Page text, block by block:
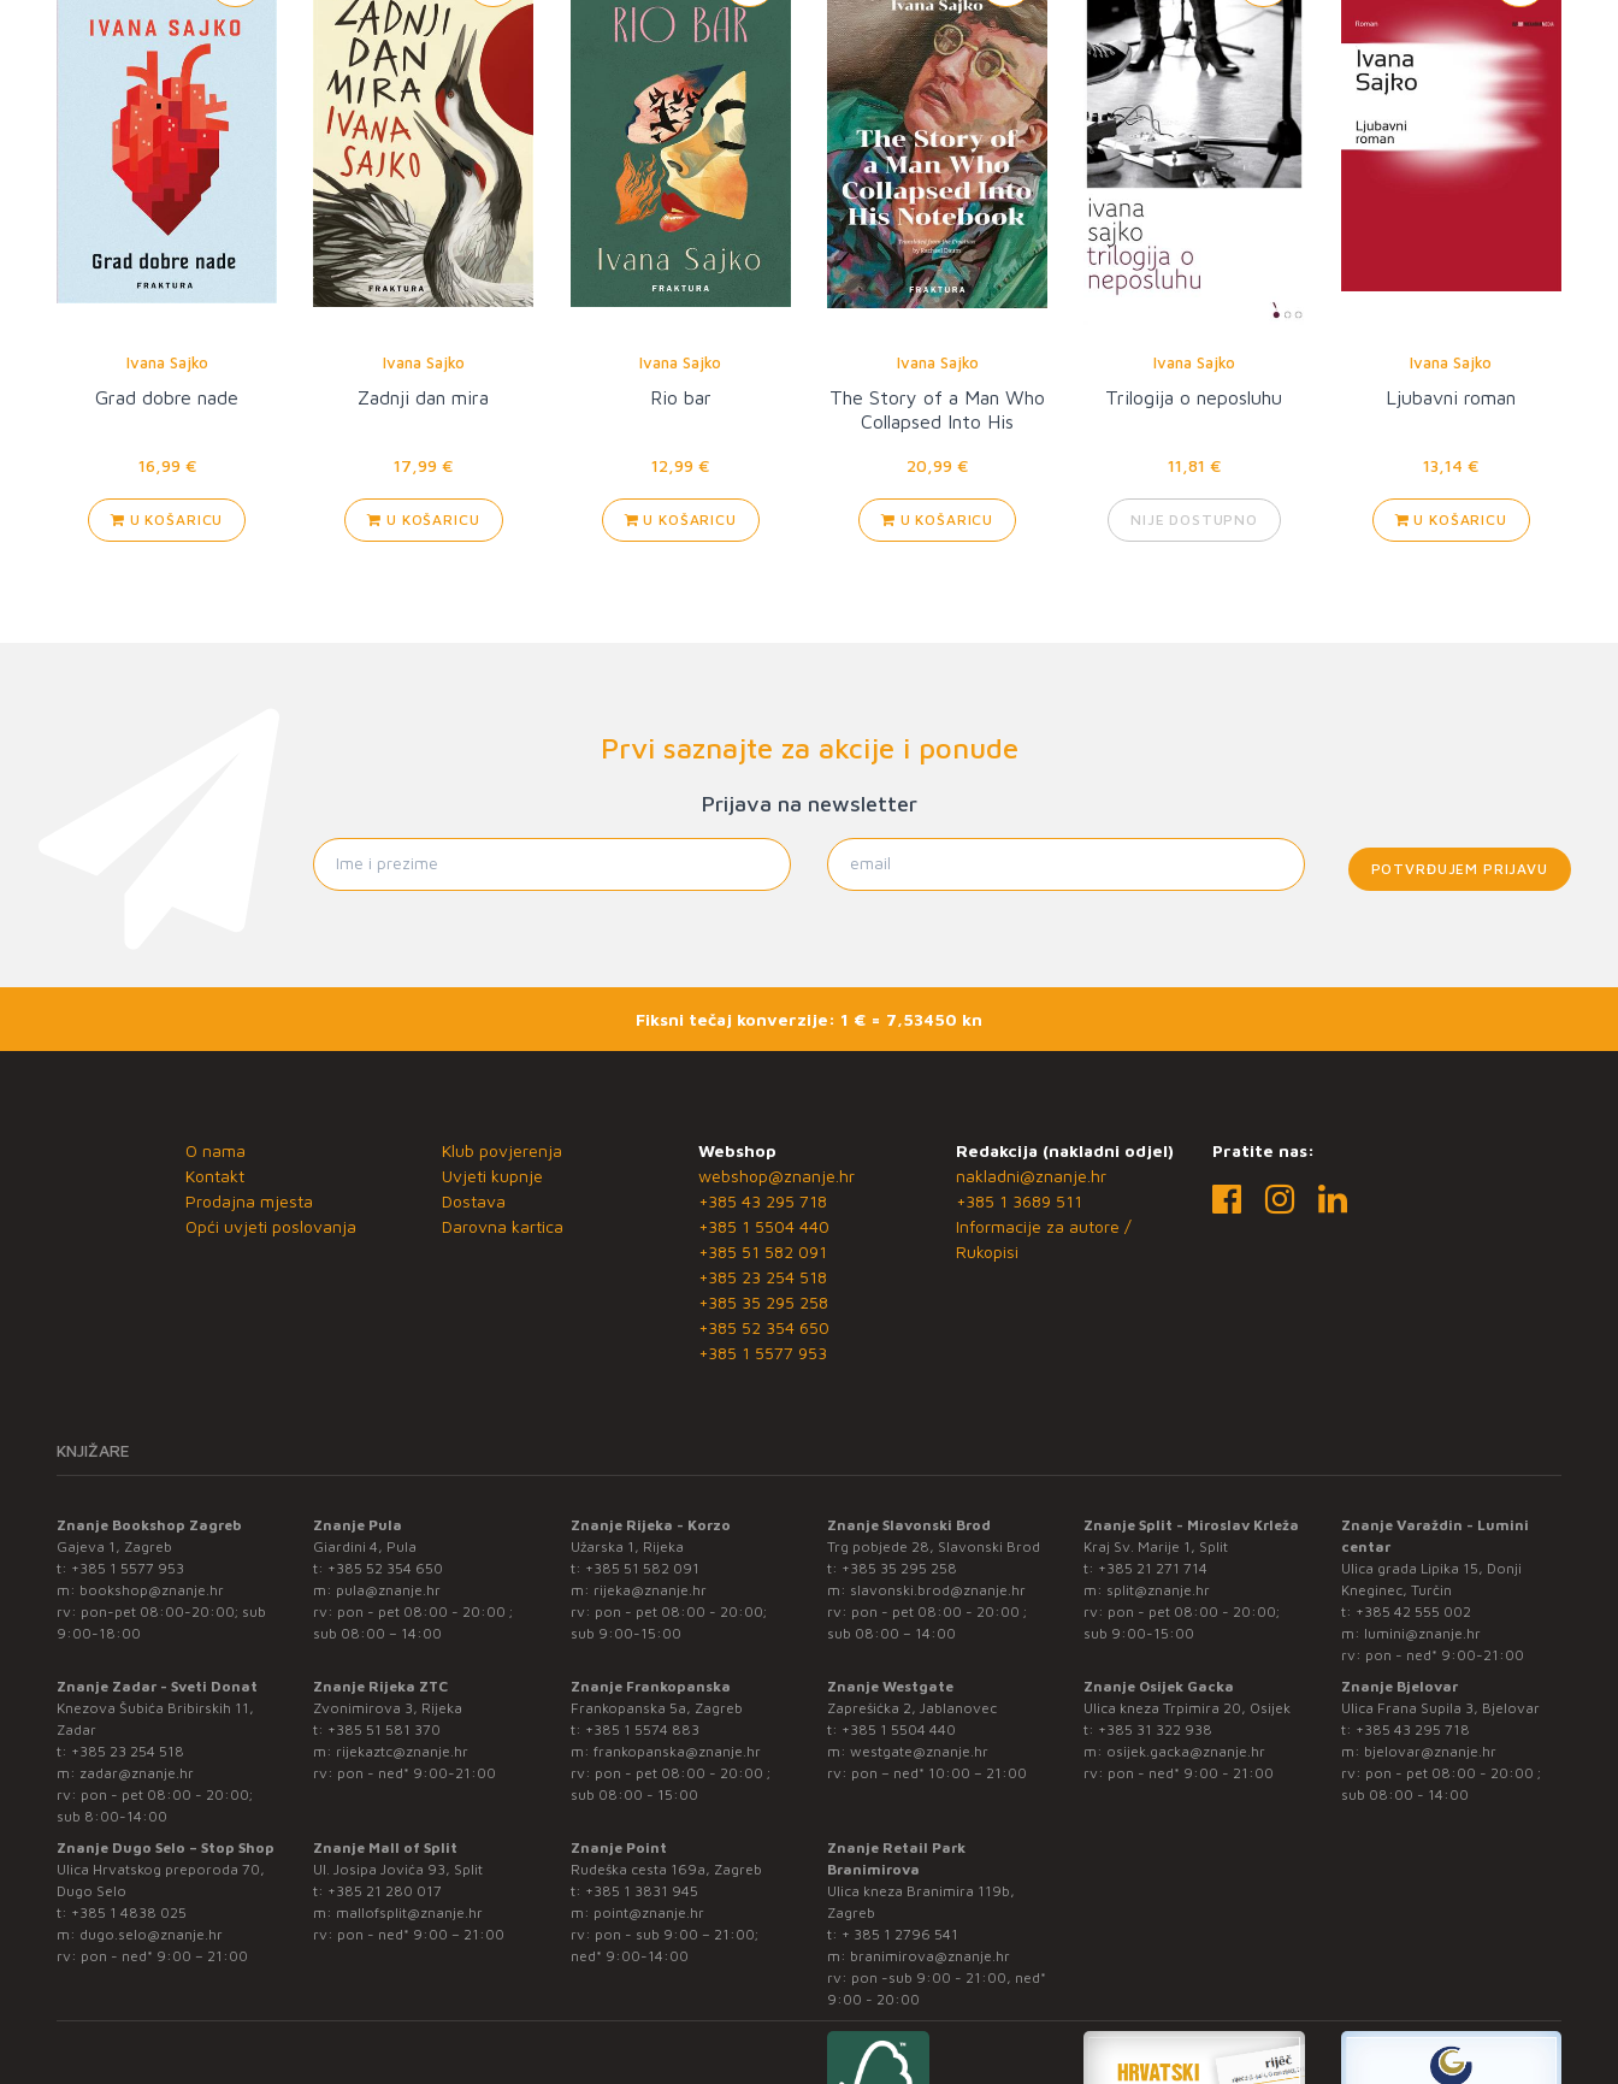
Ivana Sajko
Grad dobre nade
16,99 €
U KOŠARICU
Ivana Sajko
Zadnji dan mira
17,99 €
U KOŠARICU
Ivana Sajko
Rio bar
12,99 €
U KOŠARICU
Ivana Sajko
The Story of a Man Who
Collapsed Into His
20,99 €
U KOŠARICU
Ivana Sajko
Trilogija o neposluhu
11,81 €
NIJE DOSTUPNO
Ivana Sajko
Ljubavni roman
13,14 €
U KOŠARICU
Prvi saznajte za akcije i ponude
Prijava na newsletter
POTVRĐUJEM PRIJAVU
Fiksni tečaj konverzije: 1 € = 7,53450 kn
O nama
Kontakt
Prodajna mjesta
Opći uvjeti poslovanja
Klub povjerenja
Uvjeti kupnje
Dostava
Darovna kartica
Webshop
webshop@znanje.hr
+385 43 295 718
+385 1 5504 440
+385 51 582 091
+385 23 254 518
+385 35 295 258
+385 52 354 650
+385 1 5577 953
Redakcija (nakladni odjel)
nakladni@znanje.hr
+385 1 3689 511
Informacije za autore /
Rukopisi
Pratite nas:
KNJIŽARE
Znanje Bookshop Zagreb
Gajeva 1, Zagreb
t: +385 1 5577 953
m: bookshop@znanje.hr
rv: pon-pet 08:00-20:00; sub
9:00-18:00
Znanje Pula
Giardini 4, Pula
t: +385 52 354 650
m: pula@znanje.hr
rv: pon - pet 08:00 - 20:00 ;
sub 08:00 – 14:00
Znanje Rijeka - Korzo
Užarska 1, Rijeka
t: +385 51 582 091
m: rijeka@znanje.hr
rv: pon - pet 08:00 - 20:00;
sub 9:00-15:00
Znanje Slavonski Brod
Trg pobjede 28, Slavonski Brod
t: +385 35 295 258
m: slavonski.brod@znanje.hr
rv: pon - pet 08:00 - 20:00 ;
sub 08:00 – 14:00
Znanje Split - Miroslav Krleža
Kraj Sv. Marije 1, Split
t: +385 21 271 714
m: split@znanje.hr
rv: pon - pet 08:00 - 20:00;
sub 9:00-15:00
Znanje Varaždin - Lumini
centar
Ulica grada Lipika 15, Donji
Kneginec, Turčin
t: +385 42 555 002
m: lumini@znanje.hr
rv: pon - ned* 9:00-21:00
Znanje Zadar - Sveti Donat
Knezova Šubića Bribirskih 11,
Zadar
t: +385 23 254 518
m: zadar@znanje.hr
rv: pon - pet 08:00 - 20:00;
sub 8:00-14:00
Znanje Rijeka ZTC
Zvonimirova 3, Rijeka
t: +385 51 581 370
m: rijekaztc@znanje.hr
rv: pon - ned* 9:00-21:00
Znanje Frankopanska
Frankopanska 5a, Zagreb
t: +385 1 5574 883
m: frankopanska@znanje.hr
rv: pon - pet 08:00 - 20:00 ;
sub 08:00 - 15:00
Znanje Westgate
Zaprešićka 2, Jablanovec
t: +385 1 5504 440
m: westgate@znanje.hr
rv: pon – ned* 10:00 – 21:00
Znanje Osijek Gacka
Ulica kneza Trpimira 20, Osijek
t: +385 31 322 938
m: osijek.gacka@znanje.hr
rv: pon - ned* 9:00 - 21:00
Znanje Bjelovar
Ulica Frana Supila 3, Bjelovar
t: +385 43 295 718
m: bjelovar@znanje.hr
rv: pon - pet 08:00 - 20:00 ;
sub 08:00 - 14:00
Znanje Dugo Selo – Stop Shop
Ulica Hrvatskog preporoda 70,
Dugo Selo
t: +385 1 4838 025
m: dugo.selo@znanje.hr
rv: pon - ned* 9:00 – 21:00
Znanje Mall of Split
Ul. Josipa Jovića 93, Split
t: +385 21 280 017
m: mallofsplit@znanje.hr
rv: pon - ned* 9:00 – 21:00
Znanje Point
Rudeška cesta 169a, Zagreb
t: +385 1 3831 945
m: point@znanje.hr
rv: pon - sub 9:00 – 21:00;
ned* 9:00-14:00
Znanje Retail Park
Branimirova
Ulica kneza Branimira 119b,
Zagreb
t: + 385 1 2796 541
m: branimirova@znanje.hr
rv: pon -sub 9:00 - 21:00, ned*
9:00 - 20:00